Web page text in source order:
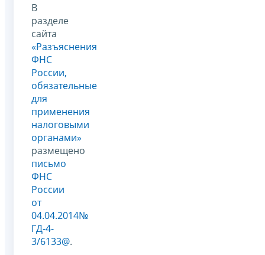
В
разделе
сайта
«Разъяснения
ФНС
России,
обязательные
для
применения
налоговыми
органами»
размещено
письмо
ФНС
России
от
04.04.2014№
ГД-4-
3/6133@.